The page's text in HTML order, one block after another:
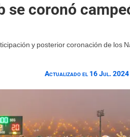
se coronó
y posterior coronación de los
Actualizado el 16 Jul.